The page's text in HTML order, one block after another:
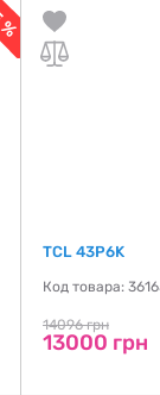
TCL 43P6K
Код товара:
14096 грн
13000 грн